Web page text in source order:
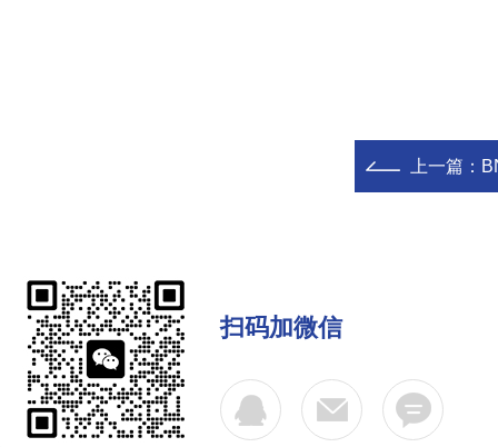
上一篇：
扫码加微信